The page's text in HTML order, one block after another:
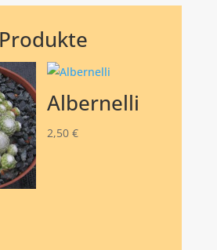
Albernelli
2,50 €